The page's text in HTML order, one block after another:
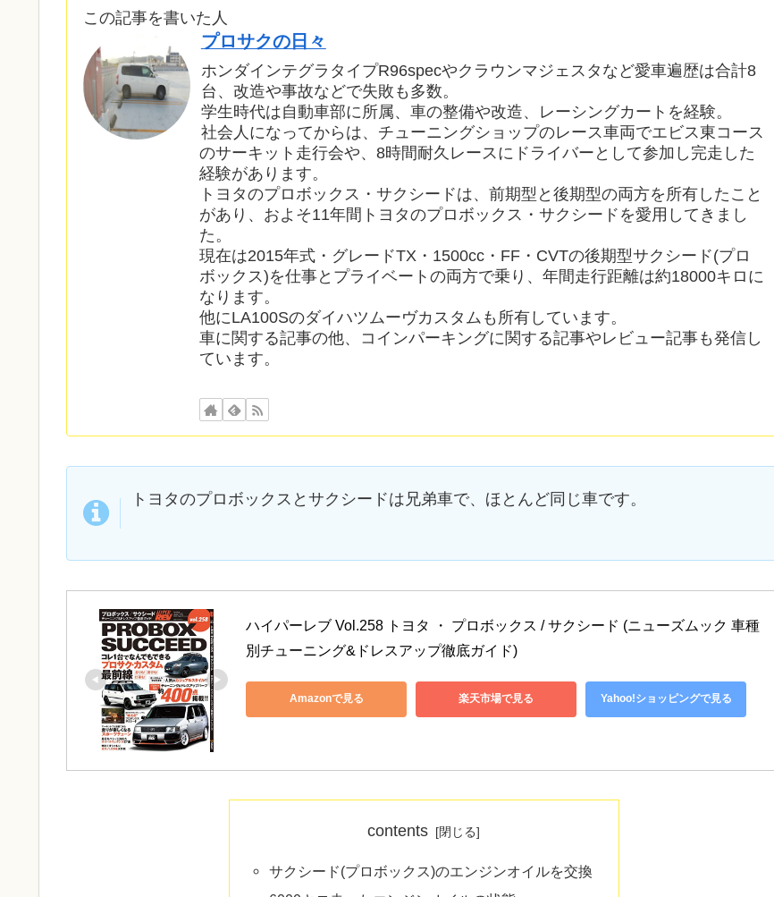
この記事を書いた人
プロサクの日々
ホンダインテグラタイプR96specやクラウンマジェスタなど愛車遍歴は合計8
台、改造や事故などで失敗も多数。
学生時代は自動車部に所属、車の整備や改造、レーシングカートを経験。
社会人になってからは、チューニングショップのレース車両でエビス東コース
のサーキット走行会や、8時間耐久レースにドライバーとして参加し完走した
経験があります。
トヨタのプロボックス・サクシードは、前期型と後期型の両方を所有したこと
があり、およそ11年間トヨタのプロボックス・サクシードを愛用してきまし
た。
現在は2015年式・グレードTX・1500cc・FF・CVTの後期型サクシード(プロ
ボックス)を仕事とプライベートの両方で乗り、年間走行距離は約18000キロに
なります。
他にLA100Sのダイハツムーヴカスタムも所有しています。
車に関する記事の他、コインパーキングに関する記事やレビュー記事も発信し
ています。
トヨタのプロボックスとサクシードは兄弟車で、ほとんど同じ車です。
ハイパーレブ Vol.258 トヨタ ・ プロボックス / サクシード (ニューズムック 車種
別チューニング&ドレスアップ徹底ガイド)
Amazonで見る 楽天市場で見る Yahoo!ショッピングで見る
contents
サクシード(プロボックス)のエンジンオイルを交換